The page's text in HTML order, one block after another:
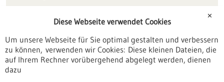
Veranstaltungen
Erscheinungsdatum
✕
Diese Webseite verwendet Cookies
Um unsere Webseite für Sie optimal gestalten und verbessern
zu können, verwenden wir Cookies: Diese kleinen Dateien, die
auf Ihrem Rechner vorübergehend abgelegt werden, dienen
dazu